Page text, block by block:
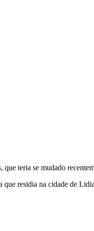
teria se mudado
residia na cidade de